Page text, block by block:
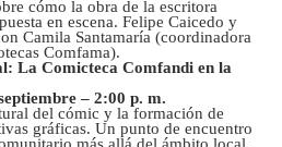
cómo la obra de la escritora
en escena. Felipe Caicedo y
Camila Santamaría (coordinadora
Comfama).
La Comicteca Comfandi en la
– 2:00 p. m.
del cómic y la formación de
gráficas. Un punto de encuentro